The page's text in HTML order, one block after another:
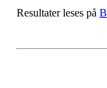
Resultater leses på